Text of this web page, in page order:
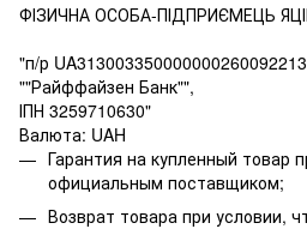
ФІЗИЧНА ОСОБА-ПІДПРИЄМЕЦЬ
"п/р
""Райффайзен Банк"",
ІПН 3259710630"
Валюта: UAH
Гарантия на купленный товар
официальным поставщиком;
Возврат товара при условии,